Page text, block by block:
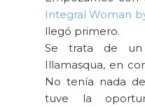
Integral Woman
llegó primero.
Se trata de
Illamasqua, en
No tenía nada
tuve la